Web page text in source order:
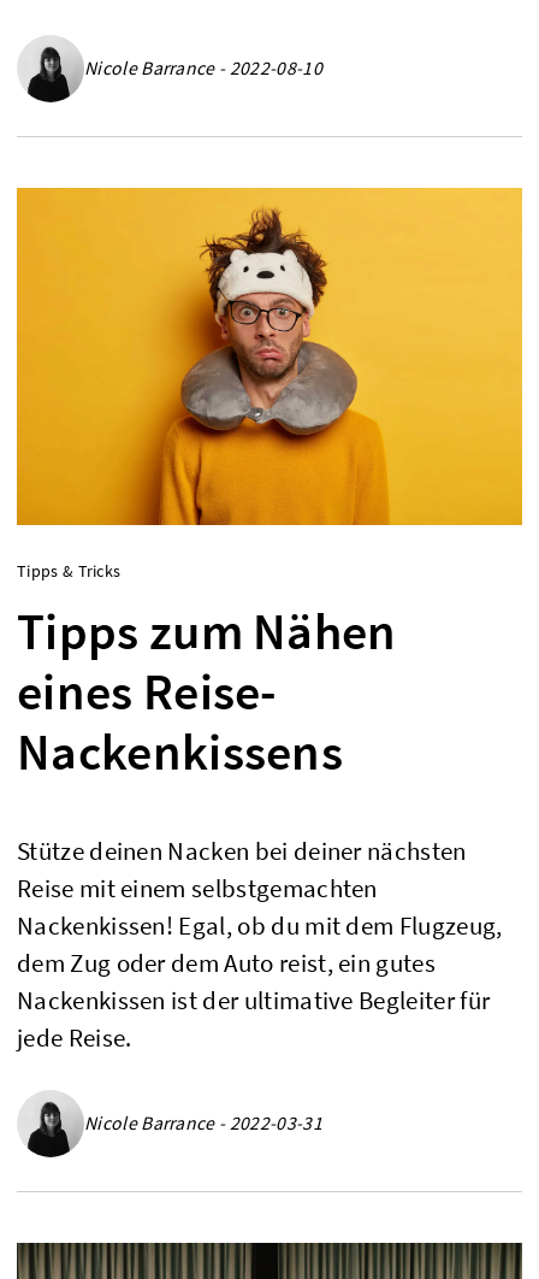
Nicole Barrance - 2022-08-10
Tipps & Tricks
Tipps zum Nähen
eines Reise-
Nackenkissens
Stütze deinen Nacken bei deiner nächsten
Reise mit einem selbstgemachten
Nackenkissen! Egal, ob du mit dem Flugzeug,
dem Zug oder dem Auto reist, ein gutes
Nackenkissen ist der ultimative Begleiter für
jede Reise.
Nicole Barrance - 2022-03-31